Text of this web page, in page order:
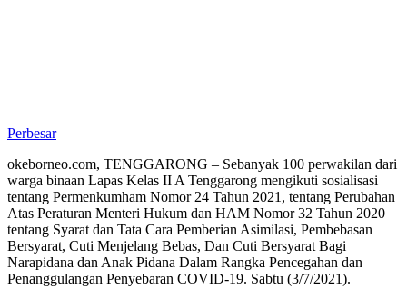
Perbesar
okeborneo.com, TENGGARONG – Sebanyak 100 perwakilan dari
warga binaan Lapas Kelas II A Tenggarong mengikuti sosialisasi
tentang Permenkumham Nomor 24 Tahun 2021, tentang Perubahan
Atas Peraturan Menteri Hukum dan HAM Nomor 32 Tahun 2020
tentang Syarat dan Tata Cara Pemberian Asimilasi, Pembebasan
Bersyarat, Cuti Menjelang Bebas, Dan Cuti Bersyarat Bagi
Narapidana dan Anak Pidana Dalam Rangka Pencegahan dan
Penanggulangan Penyebaran COVID-19. Sabtu (3/7/2021).